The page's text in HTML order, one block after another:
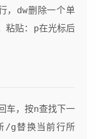
， dw删除一个单
粘贴： p在光标后
车，按n查找下一
/g替换当前行所